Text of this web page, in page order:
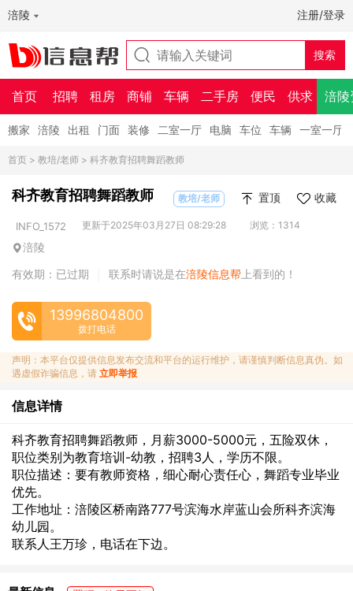
涪陵 注册/登录
首页 招聘 租房 商铺 车辆 二手房 便民 供求 涪陵
搬家 涪陵 出租 门面 装修 二室一厅 电脑 车位 车辆 一室一厅
首页 > 教培/老师 > 科齐教育招聘舞蹈教师
科齐教育招聘舞蹈教师 教培/老师 置顶 收藏
INFO_1572 更新于2025年03月27日 08:29:28 浏览：1314
涪陵
有效期：已过期
联系时请说是在涪陵信息帮 上看到的！
13996804800
拨打电话
声明：本平台仅提供信息发布交流和平台的运行维护，请谨慎判断信息真伪。如
遇虚假诈骗信息，请 立即举报
信息详情
科齐教育招聘舞蹈教师，月薪3000-5000元，五险双休，
职位类别为教育培训-幼教，招聘3人，学历不限。
职位描述：要有教师资格，细心耐心责任心，舞蹈专业毕业
优先。
工作地址：涪陵区桥南路777号滨海水岸蓝山会所科齐滨海
幼儿园。
联系人王万珍，电话在下边。